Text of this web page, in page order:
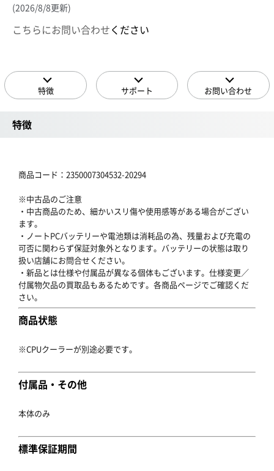
(2026/8/8更新)
こちらにお問い合わせください
特徴 サポート お問い合わせ
特徴
商品コード：2350007304532-20294
※中古品のご注意
・中古商品のため、細かいスリ傷や使用感等がある場合がござい
ます。
・ノートPCバッテリーや電池類は消耗品の為、残量および充電の
可否に関わらず保証対象外となります。バッテリーの状態は取り
扱い店舗にお問合せください。
・新品とは仕様や付属品が異なる個体もございます。仕様変更／
付属物欠品の買取品もあるためです。各商品ページでご確認くだ
さい。
商品状態
※CPUクーラーが別途必要です。
付属品・その他
本体のみ
標準保証期間